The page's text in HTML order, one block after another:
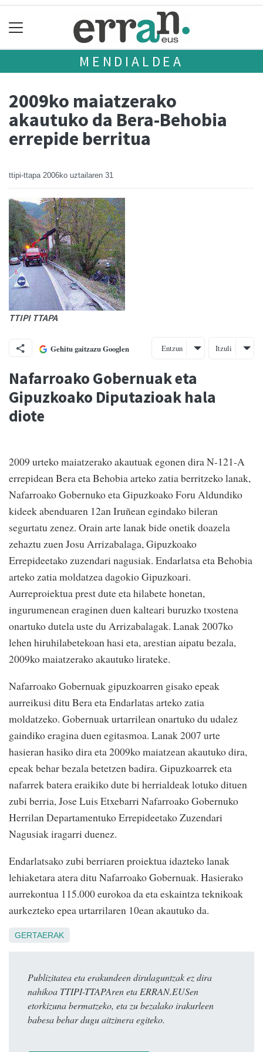
MENDIALDEA
2009ko maiatzerako
akautuko da Bera-Behobia
errepide berritua
ttipi-ttapa 2006ko uztailaren 31
TTIPI TTAPA
Gehitu gaitzazu Googlen Entzun Itzuli
Nafarroako Gobernuak eta
Gipuzkoako Diputazioak hala
diote
2009 urteko maiatzerako akautuak egonen dira N-121-A
errepidean Bera eta Behobia arteko zatia berritzeko lanak,
Nafarroako Gobernuko eta Gipuzkoako Foru Aldundiko
kideek abenduaren 12an Iruñean egindako bileran
segurtatu zenez. Orain arte lanak bide onetik doazela
zehaztu zuen Josu Arrizabalaga, Gipuzkoako
Errepideetako zuzendari nagusiak. Endarlatsa eta Behobia
arteko zatia moldatzea dagokio Gipuzkoari.
Aurreproiektua prest dute eta hilabete honetan,
ingurumenean eraginen duen kalteari buruzko txostena
onartuko dutela uste du Arrizabalagak. Lanak 2007ko
lehen hiruhilabetekoan hasi eta, arestian aipatu bezala,
2009ko maiatzerako akautuko lirateke.
Nafarroako Gobernuak gipuzkoarren gisako epeak
aurreikusi ditu Bera eta Endarlatas arteko zatia
moldatzeko. Gobernuak urtarrilean onartuko du udalez
gaindiko eragina duen egitasmoa. Lanak 2007 urte
hasieran hasiko dira eta 2009ko maiatzean akautuko dira,
epeak behar bezala betetzen badira. Gipuzkoarrek eta
nafarrek batera eraikiko dute bi herrialdeak lotuko dituen
zubi berria, Jose Luis Etxebarri Nafarroako Gobernuko
Herrilan Departamentuko Errepideetako Zuzendari
Nagusiak iragarri duenez.
Endarlatsako zubi berriaren proiektua idazteko lanak
lehiaketara atera ditu Nafarroako Gobernuak. Hasierako
aurrekontua 115.000 eurokoa da eta eskaintza teknikoak
aurkezteko epea urtarrilaren 10ean akautuko da.
GERTAERAK
Publizitatea eta erakundeen dirulaguntzak ez dira
nahikoa TTIPI-TTAPAren eta ERRAN.EUSen
etorkizuna bermatzeko, eta zu bezalako irakurleen
babesa behar dugu aitzinera egiteko.